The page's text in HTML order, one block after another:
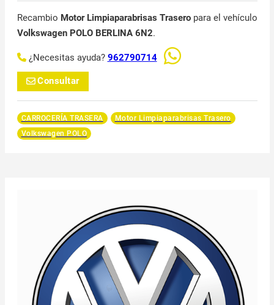
Recambio Motor Limpiaparabrisas Traseropara el vehículo
Volkswagen POLO BERLINA 6N2.
¿Necesitas ayuda? 962790714
Consultar
CARROCERÍA TRASERA
Motor Limpiaparabrisas Trasero
Volkswagen POLO